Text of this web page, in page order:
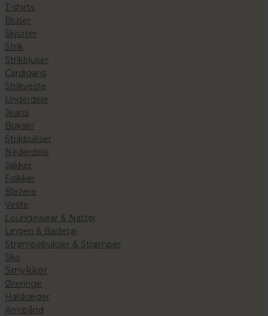
T-shirts
Bluser
Skjorter
Strik
Strikbluser
Cardigans
Strikveste
Underdele
Jeans
Bukser
Strikbukser
Nederdele
Jakker
Frakker
Blazere
Veste
Loungewear & Nattøj
Lingeri & Badetøj
Strømpebukser & Strømper
Sko
Smykker
Øreringe
Halskæder
Armbånd